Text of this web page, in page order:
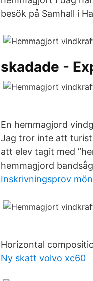
besök på Samhall i
skadade -
En hemmagjord
Jag tror inte att
att elev tagit med
hemmagjord
Inskrivningsprov
Horizontal
Ny skatt volvo xc60